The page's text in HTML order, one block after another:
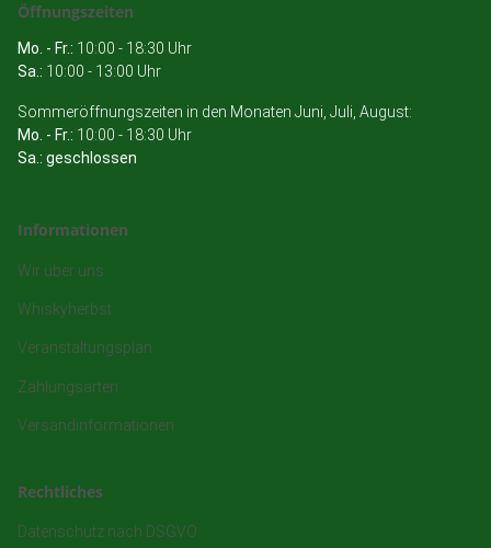
Öffnungszeiten
Mo. - Fr.: 10:00 - 18:30 Uhr
Sa.: 10:00 - 13:00 Uhr
Sommeröffnungszeiten in den Monaten Juni, Juli, August:
Mo. - Fr.: 10:00 - 18:30 Uhr
Sa.: geschlossen
Informationen
Wir über uns
Whiskyherbst
Veranstaltungsplan
Zahlungsarten
Versandinformationen
Rechtliches
Datenschutz nach DSGVO